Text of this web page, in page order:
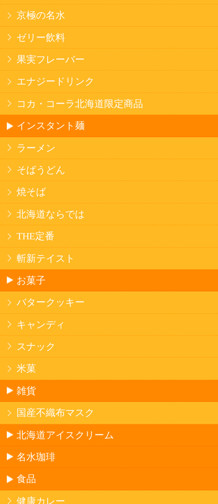
ご利用ガイド
オンライン専用お問い合わせ
カートを見る
新規ご利用登録
ログイン
セイコーマートHOME
個人情報保護方針
©Secoma Company, Ltd. 2016 All rights reserved.
じられています。
法令に従って、20歳未満の方への酒類のご注文
はお受けできません。
また、酒類を受取に来られた方が20歳未満の場
合は、酒類のお渡しをお断りしております。
表示：スマートフォン｜
このサイトは、企業の実在証明と通信の暗号化
のため、サイバートラストのサーバ証明書を導
入しています。
Trusted Webシールをクリックして、検証結果を
ご確認いただけます。